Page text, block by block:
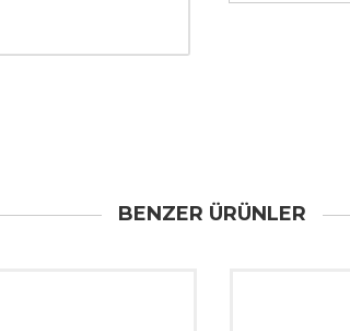
BENZER ÜRÜNLER